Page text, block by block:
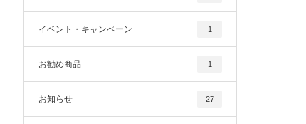
イベント・キャンペーン 1
お勧め商品 1
お知らせ 27